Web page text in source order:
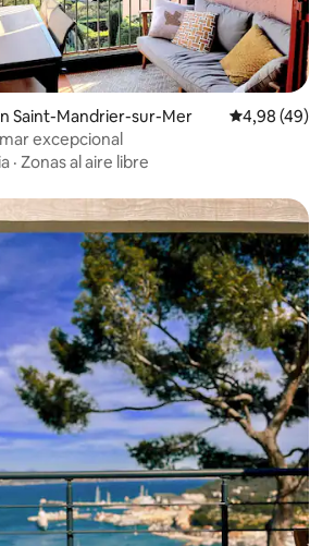
Saint-Mandrier-sur-Mer Calificación
4,98 (49)
excepcional
· Zonas al aire libre